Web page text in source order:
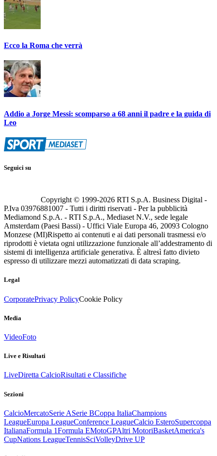
Ecco la Roma che verrà
Addio a Jorge Messi: scomparso a 68 anni il padre e la guida di
Leo
Seguici su
Copyright © 1999-2026 RTI S.p.A. Business Digital -
P.Iva 03976881007 - Tutti i diritti riservati - Per la pubblicità
Mediamond S.p.A. - RTI S.p.A., Mediaset N.V., sede legale
Amsterdam (Paesi Bassi) - Uffici Viale Europa 46, 20093 Cologno
Monzese (MI)Rispetto ai contenuti e ai dati personali trasmessi e/o
riprodotti è vietata ogni utilizzazione funzionale all’addestramento di
sistemi di intelligenza artificiale generativa. È altresì fatto divieto
espresso di utilizzare mezzi automatizzati di data scraping.
Legal
CorporatePrivacy PolicyCookie Policy
Media
VideoFoto
Live e Risultati
LiveDiretta CalcioRisultati e Classifiche
Sezioni
CalcioMercatoSerie ASerie BCoppa ItaliaChampions
LeagueEuropa LeagueConference LeagueCalcio EsteroSupercoppa
ItalianaFormula 1Formula EMotoGPAltri MotoriBasketAmerica's
CupNations LeagueTennisSciVolleyDrive UP